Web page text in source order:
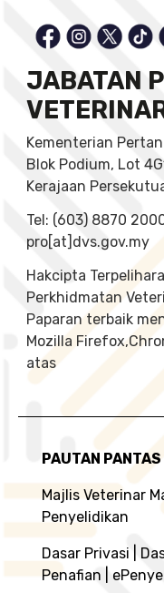
JABATAN
Kementerian
Blok Podium, Lot
Kerajaan
Tel: (603) 8870
pro[at]dvs.gov.my
Hakcipta
Perkhidmatan
Paparan terbaik
Mozilla
atas
PAUTAN PANTAS
Majlis Veterinar
Penyelidikan
Dasar Privasi
Penafian